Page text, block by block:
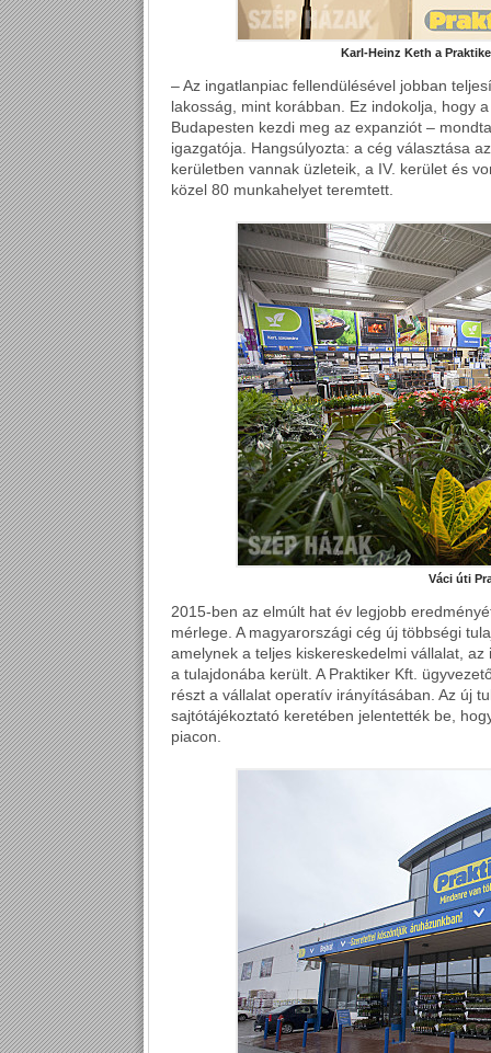
Karl-Heinz Keth a
– Az ingatlanpiac fellendülésével jobban
lakosság, mint korábban. Ez indokolja, hogy
Budapesten kezdi meg az expanziót –
igazgatója. Hangsúlyozta: a cég választása
kerületben vannak üzleteik, a IV. kerület és
közel 80 munkahelyet teremtett.
Váci úti
2015-ben az elmúlt hat év legjobb
mérlege. A magyarországi cég új többségi
amelynek a teljes kiskereskedelmi vállalat,
a tulajdonába került. A Praktiker Kft.
részt a vállalat operatív irányításában. Az új
sajtótájékoztató keretében jelentették be,
piacon.